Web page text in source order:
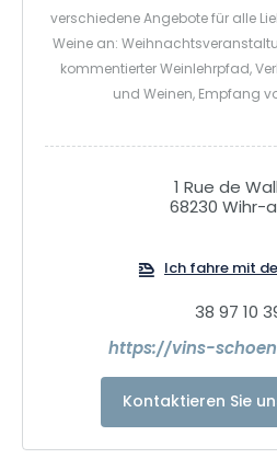
verschiedene Angebote für alle
Weine an:
kommentierter Weinlehrpfad,
und Weinen, Empfang
Das Weingut ist Mitglied der
Label "Cave de Noël"
Palette an Elsässer Weinen, die
1 Rue de
68230 Wihr-
Ich fahre mit
38 97 10
https://vins-
Kontaktieren Sie